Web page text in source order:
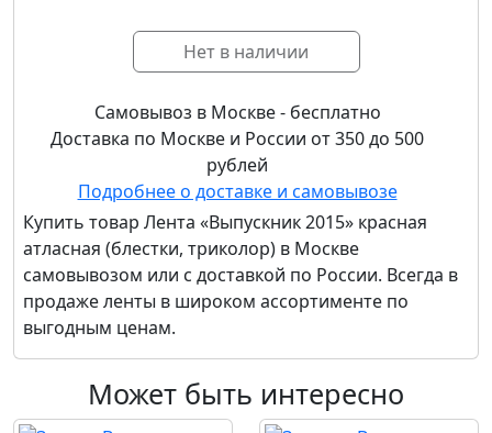
Нет в наличии
Самовывоз в Москве - бесплатно
Доставка по Москве и России от 350 до 500
рублей
Подробнее о доставке и самовывозе
Купить товар Лента «Выпускник 2015» красная
атласная (блестки, триколор) в Москве
самовывозом или с доставкой по России. Всегда в
продаже ленты в широком ассортименте по
выгодным ценам.
Может быть интересно